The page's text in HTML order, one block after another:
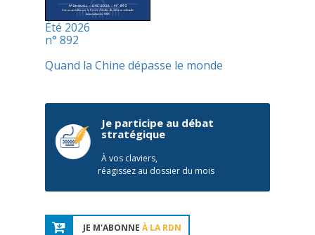
Été 2026
n° 892
Quand la Chine dépasse le monde
Je participe au débat
stratégique
À vos claviers,
réagissez au dossier du mois
JE M'ABONNE À LA RDN